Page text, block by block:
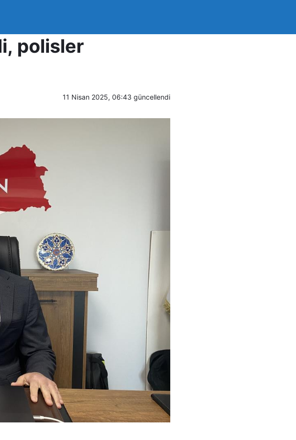
Kurban:
polisler
11 Nisan 2025, 06:43 güncellendi